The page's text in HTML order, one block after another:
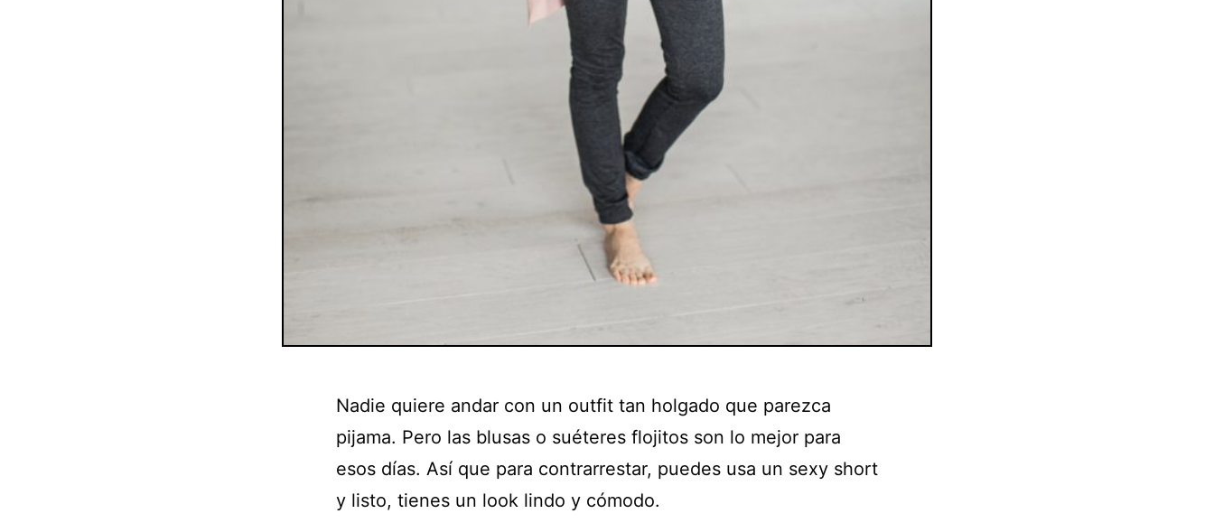
Nadie quiere andar con un outfit tan holgado que parezca
pijama. Pero las blusas o suéteres flojitos son lo mejor para
esos días. Así que para contrarrestar, puedes usa un sexy short
y listo, tienes un look lindo y cómodo.